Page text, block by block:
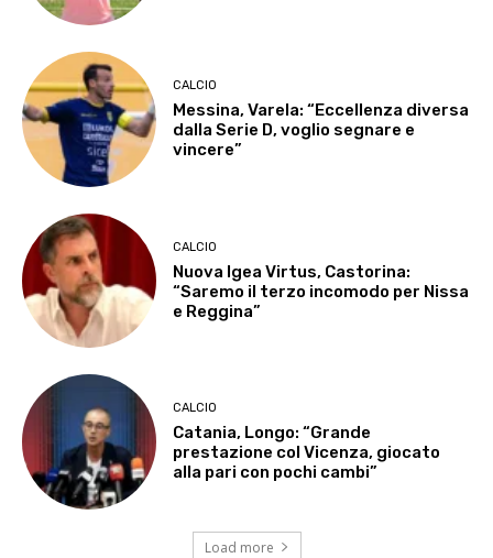
CALCIO
Messina, Varela: “Eccellenza diversa
dalla Serie D, voglio segnare e
vincere”
CALCIO
Nuova Igea Virtus, Castorina:
“Saremo il terzo incomodo per Nissa
e Reggina”
CALCIO
Catania, Longo: “Grande
prestazione col Vicenza, giocato
alla pari con pochi cambi”
Load more